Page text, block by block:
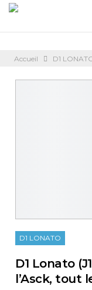
Accueil D1
D1 LONATO
D1 Lonato
l’Asck, tout